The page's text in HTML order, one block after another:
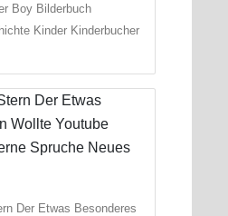
Boy Bilderbuch
Kinder Kinderbucher
Der Etwas Besonderes